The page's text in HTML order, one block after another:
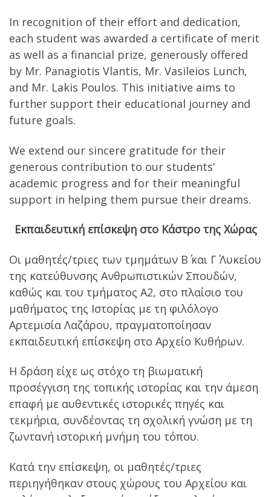
In recognition of their effort and dedication,
each student was awarded a certificate of merit
as well as a financial prize, generously offered
by Mr. Panagiotis Vlantis, Mr. Vasileios Lunch,
and Mr. Lakis Poulos. This initiative aims to
further support their educational journey and
future goals.
We extend our sincere gratitude for their
generous contribution to our students’
academic progress and for their meaningful
support in helping them pursue their dreams.
Εκπαιδευτική επίσκεψη στο Κάστρο της Χώρας
Οι μαθητές/τριες των τμημάτων Β΄ και Γ΄ Λυκείου
της κατεύθυνσης Ανθρωπιστικών Σπουδών,
καθώς και του τμήματος Α2, στο πλαίσιο του
μαθήματος της Ιστορίας με τη φιλόλογο
Αρτεμισία Λαζάρου, πραγματοποίησαν
εκπαιδευτική επίσκεψη στο Αρχείο Κυθήρων.
Η δράση είχε ως στόχο τη βιωματική
προσέγγιση της τοπικής ιστορίας και την άμεση
επαφή με αυθεντικές ιστορικές πηγές και
τεκμήρια, συνδέοντας τη σχολική γνώση με τη
ζωντανή ιστορική μνήμη του τόπου.
Κατά την επίσκεψη, οι μαθητές/τριες
περιηγήθηκαν στους χώρους του Αρχείου και